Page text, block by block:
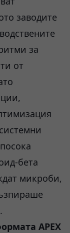
заводите
за
от
бета
микроби,
APEX